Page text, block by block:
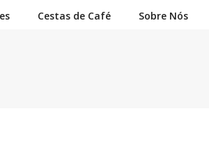
Cestas de Café Sobre Nós